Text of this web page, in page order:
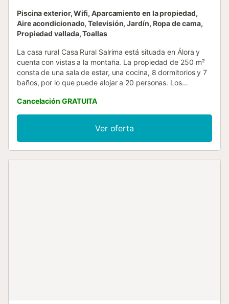
Piscina exterior, Wifi, Aparcamiento en la propiedad,
Aire acondicionado, Televisión, Jardín, Ropa de cama,
Propiedad vallada, Toallas
La casa rural Casa Rural Salrima está situada en Álora y
cuenta con vistas a la montaña. La propiedad de 250 m²
consta de una sala de estar, una cocina, 8 dormitorios y 7
baños, por lo que puede alojar a 20 personas. Los
para videollamadas) con un espacio de trabajo dedicado
para la oficina en casa, una smart TV con servicios de
streaming, aire acondicionado, así como una lavadora.
Esta propiedad cuenta con una zona exterior privada con
piscina, jardín, terraza cubierta y barbacoa. Para reservas
Cancelación GRATUITA
Ver oferta